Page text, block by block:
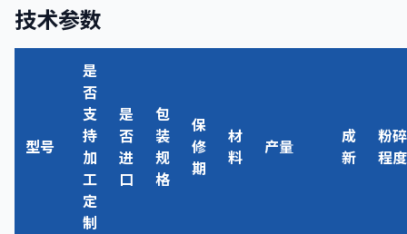
技术参数
型号
是
否
支
持
加
工
定
制
是
否
进
口
包
装
规
格
保
修
期
材
料
产量
成
新
粉碎
程度